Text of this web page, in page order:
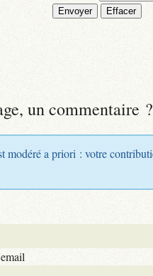
un commentaire ?
modéré a priori : votre